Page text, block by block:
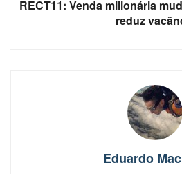
RECT11: Venda milionária
reduz
Eduardo